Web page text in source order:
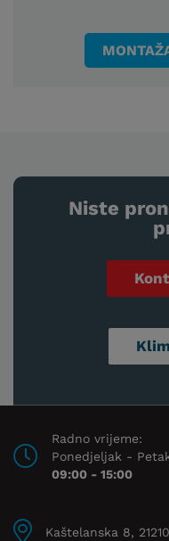
Niste
Radno vrijeme:
Ponedjeljak -
09:00 - 15:00
Kaštelanska 8,